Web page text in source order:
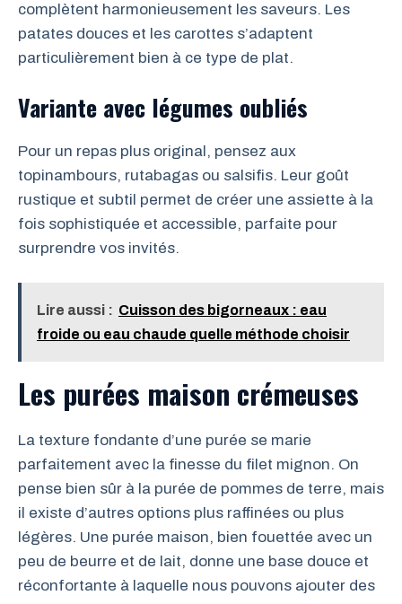
complètent harmonieusement les saveurs. Les
patates douces et les carottes s’adaptent
particulièrement bien à ce type de plat.
Variante avec légumes oubliés
Pour un repas plus original, pensez aux
topinambours, rutabagas ou salsifis. Leur goût
rustique et subtil permet de créer une assiette à la
fois sophistiquée et accessible, parfaite pour
surprendre vos invités.
Lire aussi : Cuisson des bigorneaux : eau
froide ou eau chaude quelle méthode choisir
Les purées maison crémeuses
La texture fondante d’une purée se marie
parfaitement avec la finesse du filet mignon. On
pense bien sûr à la purée de pommes de terre, mais
il existe d’autres options plus raffinées ou plus
légères. Une purée maison, bien fouettée avec un
peu de beurre et de lait, donne une base douce et
réconfortante à laquelle nous pouvons ajouter des